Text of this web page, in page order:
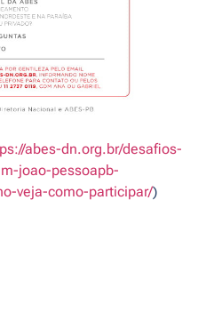
abes-dn.org.br/desafios-
joao-pessoapb-
veja-como-participar/)